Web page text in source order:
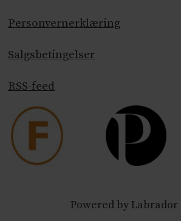
Personvernerklæring
Salgsbetingelser
RSS-feed
Powered by Labrador